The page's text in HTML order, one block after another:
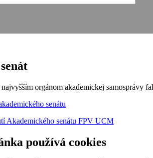
orgánom akademickej samosprávy
senátu
Akademického senátu FPV UCM
používá cookies